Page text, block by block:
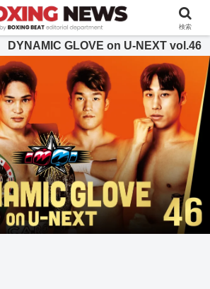
[ボクシング・ビート] 公式サイト
GLOVE on U-NEXT vol.46
検索